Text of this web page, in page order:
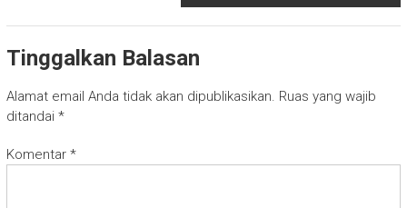
Tinggalkan Balasan
Alamat email Anda tidak akan dipublikasikan. Ruas yang wajib
ditandai *
Komentar *